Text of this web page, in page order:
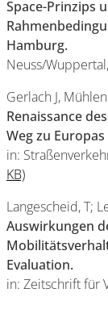
Space-Prinzips
Hamburg.
Neuss/
Gerlach J,
Renaissance
Weg zu
in:
KB)
Langescheid, T;
Auswirkungen
Evaluation.
in: Zeitschrift für